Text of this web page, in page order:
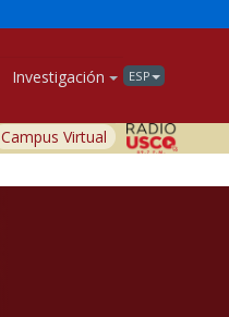
Investigación ESP
Campus Virtual